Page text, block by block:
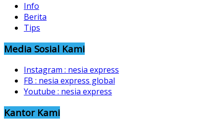
Info
Berita
Tips
Media Sosial Kami
Instagram : nesia express
FB : nesia express global
Youtube : nesia express
Kantor Kami